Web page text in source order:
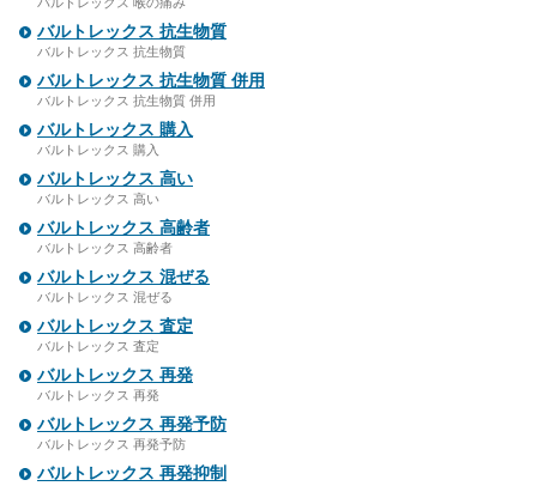
バルトレックス 抗生物質
バルトレックス 抗生物質
バルトレックス 抗生物質 併用
バルトレックス 抗生物質 併用
バルトレックス 購入
バルトレックス 購入
バルトレックス 高い
バルトレックス 高い
バルトレックス 高齢者
バルトレックス 高齢者
バルトレックス 混ぜる
バルトレックス 混ぜる
バルトレックス 査定
バルトレックス 査定
バルトレックス 再発
バルトレックス 再発
バルトレックス 再発予防
バルトレックス 再発予防
バルトレックス 再発抑制